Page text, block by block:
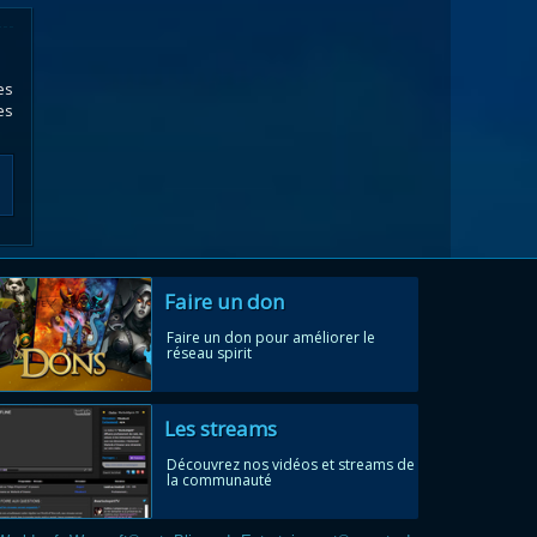
Faire un don
Faire un don pour améliorer le
réseau spirit
Les streams
Découvrez nos vidéos et streams de
la communauté